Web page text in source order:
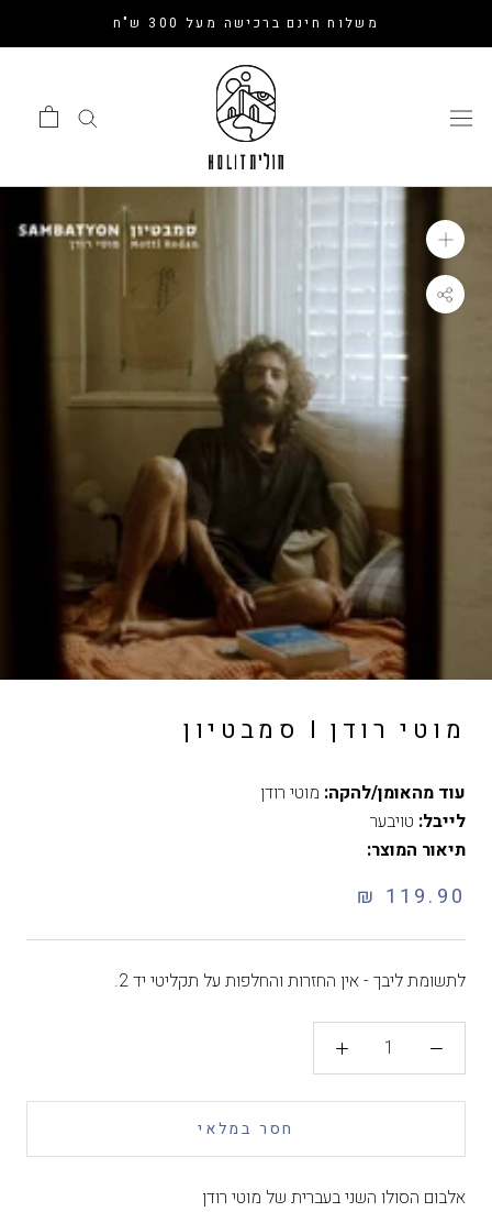
משלוח חינם ברכישה מעל 300 ש"ח
מוטי רודן I סמבטיון
עוד מהאומן/להקה: מוטי רודן
לייבל: טויבער
תיאור המוצר:
119.90 ₪
לתשומת ליבך - אין החזרות והחלפות על תקליטי יד 2.
חסר במלאי
אלבום הסולו השני בעברית של מוטי רודן